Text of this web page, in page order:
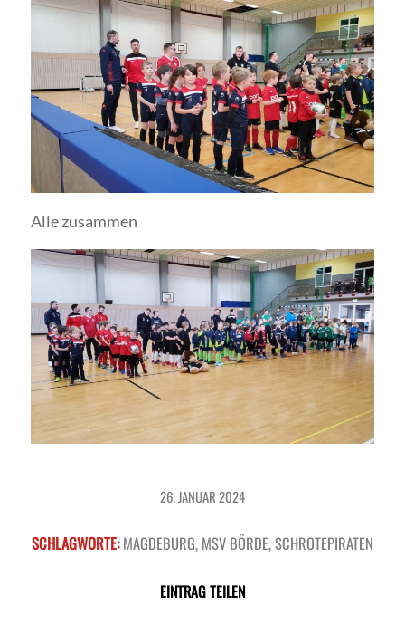
Alle zusammen
26. JANUAR 2024
SCHLAGWORTE: MAGDEBURG, MSV BÖRDE,SCHROTEPIRATEN
EINTRAG TEILEN